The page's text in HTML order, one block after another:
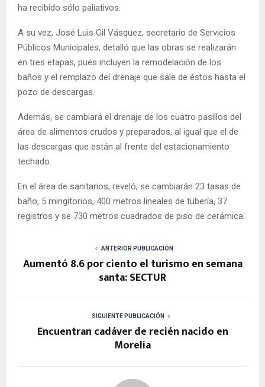
ha recibido sólo paliativos.
A su vez, José Luis Gil Vásquez, secretario de Servicios
Públicos Municipales, detalló que las obras se realizarán
en tres etapas, pues incluyen la remodelación de los
baños y el remplazo del drenaje que sale de éstos hasta el
pozo de descargas.
Además, se cambiará el drenaje de los cuatro pasillos del
área de alimentos crudos y preparados, al igual que el de
las descargas que están al frente del estacionamiento
techado.
En el área de sanitarios, reveló, se cambiarán 23 tasas de
baño, 5 mingitorios, 400 metros lineales de tubería, 37
registros y se 730 metros cuadrados de piso de cerámica.
ANTERIOR PUBLICACIÓN
Aumentó 8.6 por ciento el turismo en semana
santa: SECTUR
SIGUIENTE PUBLICACIÓN
Encuentran cadáver de recién nacido en
Morelia